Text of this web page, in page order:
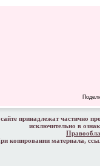
принадлежат частично
исключительно в
копировании материала,